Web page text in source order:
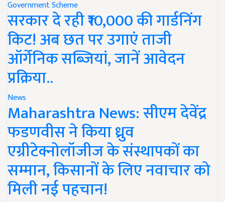
Government Scheme
सरकार दे रही ₹10,000 की गार्डनिंग
किट! अब छत पर उगाएं ताजी
ऑर्गेनिक सब्जियां, जानें आवेदन
प्रक्रिया..
News
Maharashtra News: सीएम देवेंद्र
फडणवीस ने किया ध्रुव
एग्रीटेक्नोलॉजीज के संस्थापकों का
सम्मान, किसानों के लिए नवाचार को
मिली नई पहचान!